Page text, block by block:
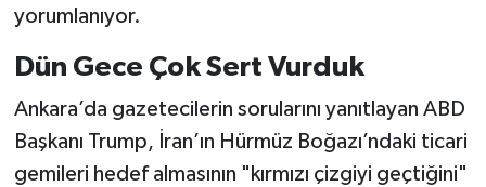
yorumlanıyor.
Dün Gece Çok Sert Vurduk
Ankara’da gazetecilerin sorularını yanıtlayan ABD
Başkanı Trump, İran’ın Hürmüz Boğazı’ndaki ticari
gemileri hedef almasının "kırmızı çizgiyi geçtiğini"